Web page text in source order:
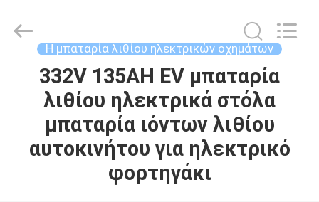
ΑΡΧΙΚΉ
ΣΕΛΊΔΑ
ΠΡΟΪΌΝΤΑ
Technology
Η μπαταρία λιθίου ηλεκτρικών οχημάτων
332V 135AH EV μπαταρία
λιθίου ηλεκτρικά στόλα
μπαταρία ιόντων λιθίου
αυτοκινήτου για ηλεκτρικό
φορτηγάκι